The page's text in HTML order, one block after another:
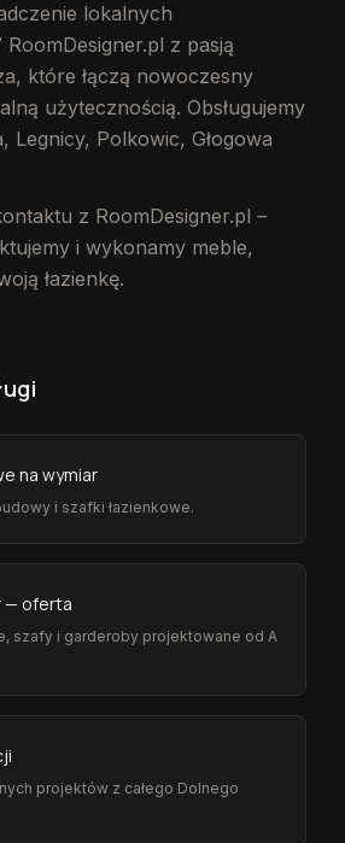
lokalnych
z pasją
które łączą nowoczesny
użytecznością. Obsługujemy
Legnicy, Polkowic, Głogowa
z RoomDesigner.pl –
i wykonamy meble,
łazienkę.
na wymiar
i szafki łazienkowe.
— oferta
szafy i garderoby projektowane od A
projektów z całego Dolnego